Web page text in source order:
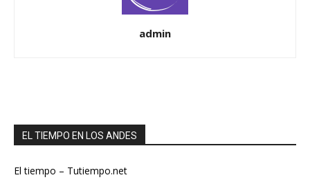
admin
EL TIEMPO EN LOS ANDES
El tiempo – Tutiempo.net